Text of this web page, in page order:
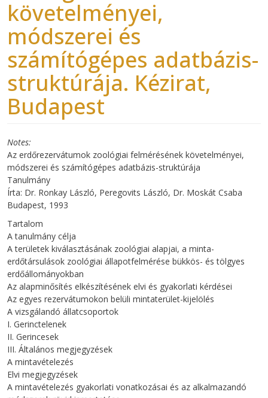
követelményei,
módszerei és
számítógépes adatbázis-
struktúrája. Kézirat,
Budapest
Notes
Az erdőrezervátumok zoológiai felmérésének követelményei,
módszerei és számítógépes adatbázis-struktúrája
Tanulmány
Írta: Dr. Ronkay László, Peregovits László, Dr. Moskát Csaba
Budapest, 1993
Tartalom
A tanulmány célja
A területek kiválasztásának zoológiai alapjai, a minta-
erdőtársulások zoológiai állapotfelmérése bükkös- és tölgyes
erdőállományokban
Az alapminősítés elkészítésének elvi és gyakorlati kérdései
Az egyes rezervátumokon belüli mintaterület-kijelölés
A vizsgálandó állatcsoportok
I. Gerinctelenek
II. Gerincesek
III. Általános megjegyzések
A mintavételezés
Elvi megjegyzések
A mintavételezés gyakorlati vonatkozásai és az alkalmazandó